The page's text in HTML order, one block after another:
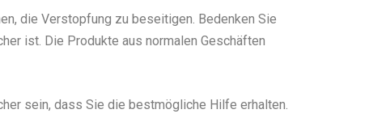
die Verstopfung zu beseitigen. Bedenken Sie
ist. Die Produkte aus normalen Geschäften
sein, dass Sie die bestmögliche Hilfe erhalten.